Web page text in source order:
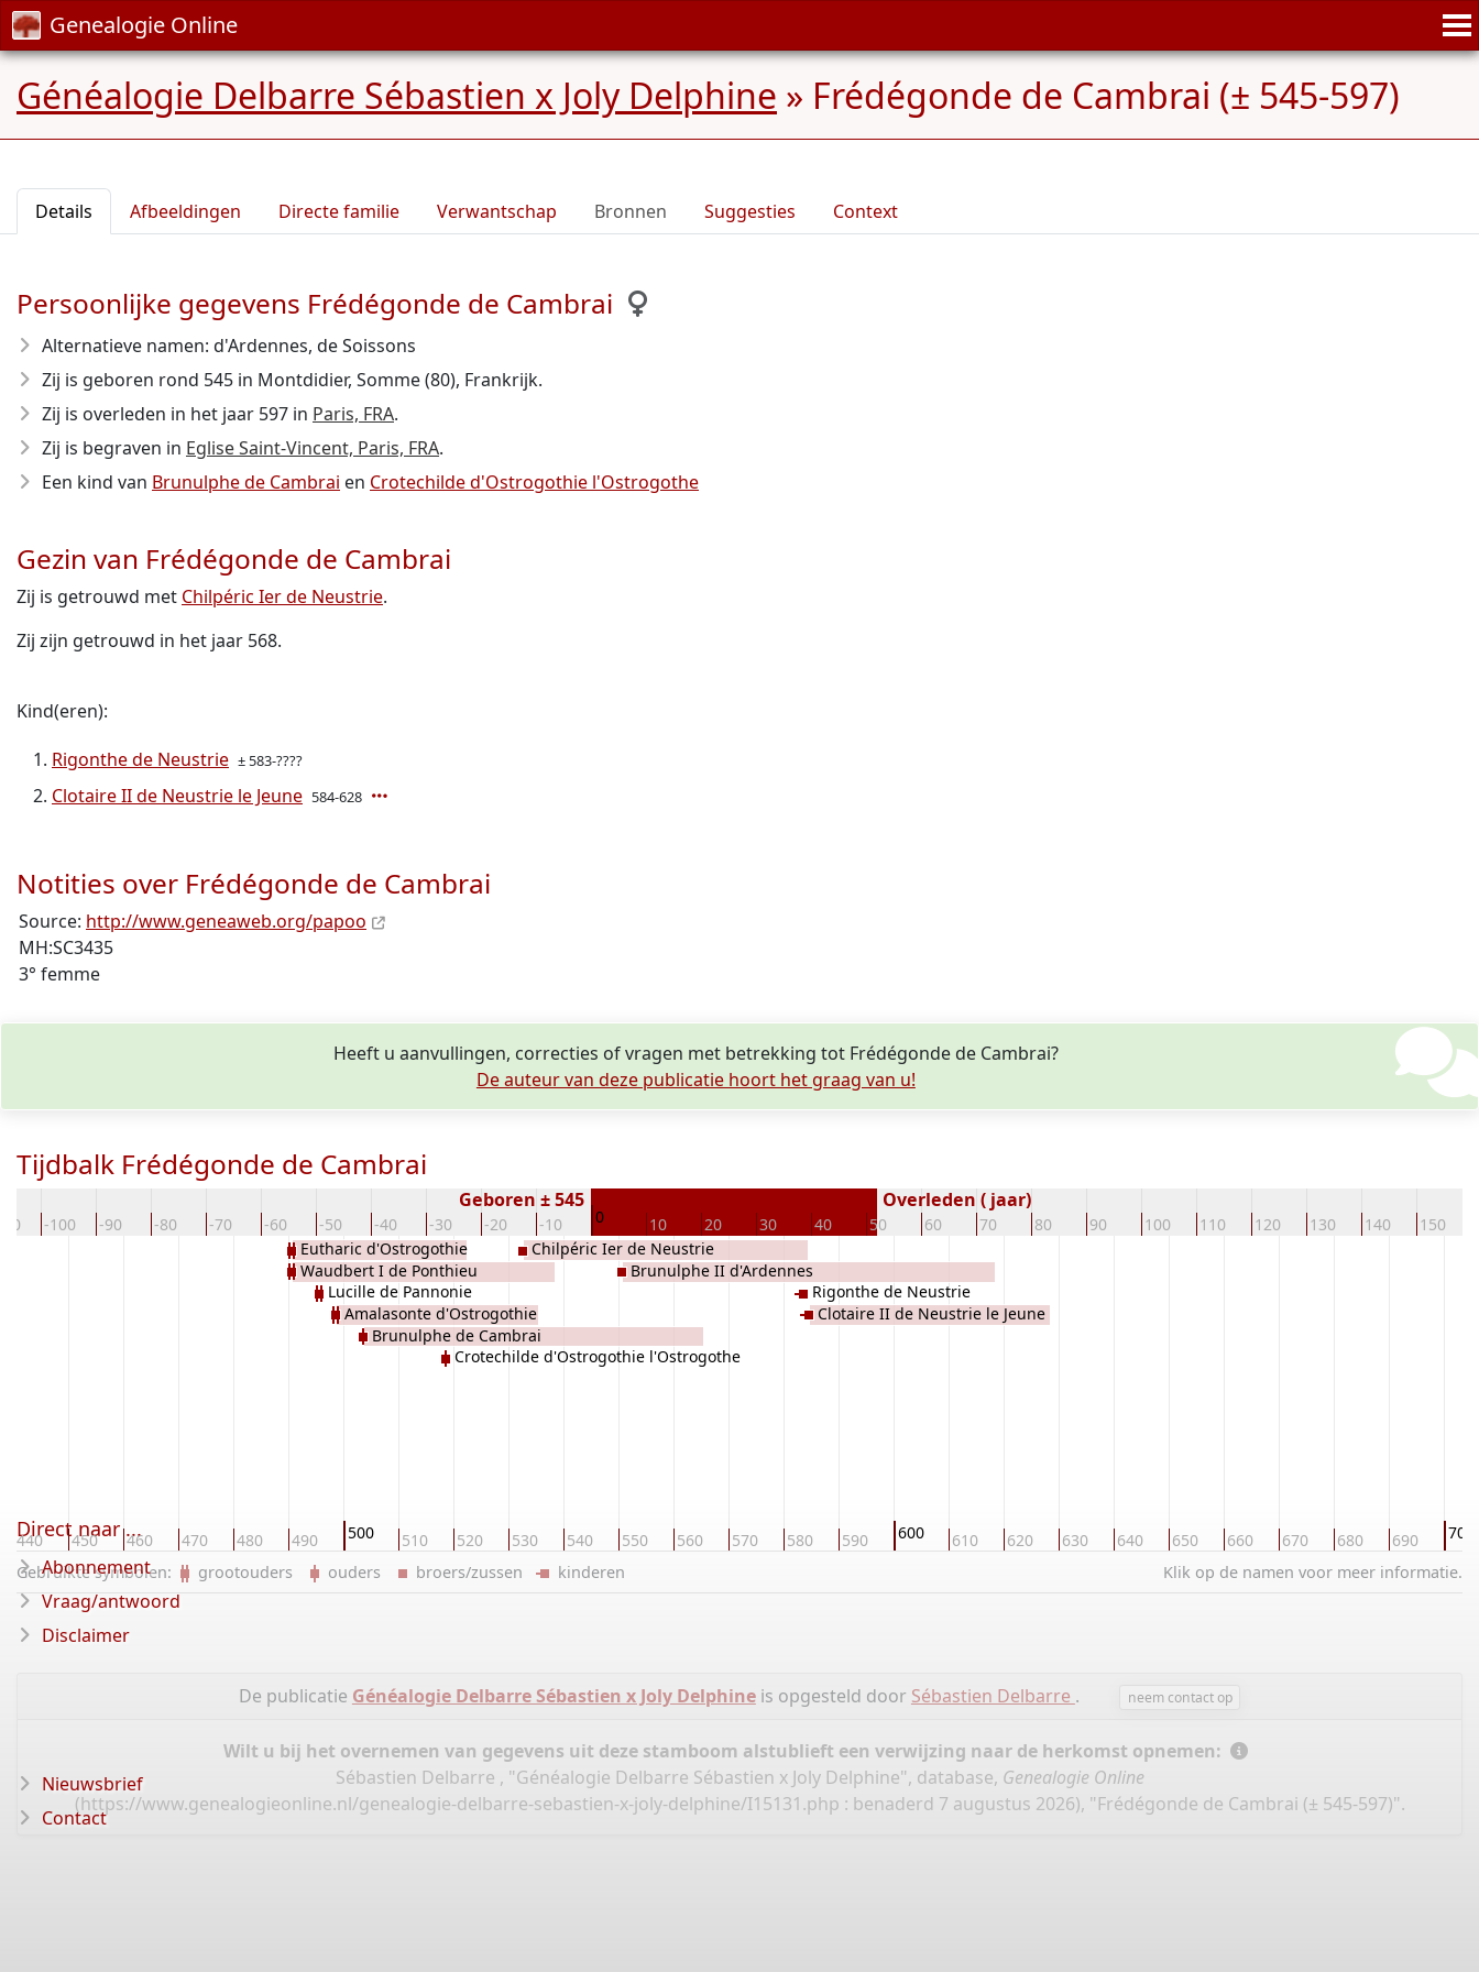
Genealogie Online
Généalogie Delbarre Sébastien x Joly Delphine » Frédégonde de Cambrai (± 545-597)
Details Afbeeldingen Directe familie Verwantschap Bronnen Suggesties Context
Persoonlijke gegevens Frédégonde de Cambrai
Alternatieve namen: d'Ardennes, de Soissons
Zij is geboren rond 545 in Montdidier, Somme (80), Frankrijk.
Zij is overleden in het jaar 597 in Paris, FRA.
Zij is begraven in Eglise Saint-Vincent, Paris, FRA.
Een kind van Brunulphe de Cambrai en Crotechilde d'Ostrogothie l'Ostrogothe
Gezin van Frédégonde de Cambrai
Zij is getrouwd met Chilpéric Ier de Neustrie.
Zij zijn getrouwd in het jaar 568.
Kind(eren):
Rigonthe de Neustrie ± 583-????
Clotaire II de Neustrie le Jeune 584-628
Notities over Frédégonde de Cambrai
Source: http://www.geneaweb.org/papoo
MH:SC3435
3° femme
Heeft u aanvullingen, correcties of vragen met betrekking tot Frédégonde de Cambrai?
De auteur van deze publicatie hoort het graag van u!
Tijdbalk Frédégonde de Cambrai
-100 -90 -80 -70 -60 -50 -40 -30 -20 -10 0 10 20 30 40 50 60 70 80 90 100 110 120 130 140 150
Geboren ± 545 Overleden ( jaar)
440 450 460 470 480 490 500 510 520 530 540 550 560 570 580 590 600 610 620 630 640 650 660 670 680 690 700
Eutharic d'Ostrogothie
Waudbert I de Ponthieu
Lucille de Pannonie
Amalasonte d'Ostrogothie
Brunulphe de Cambrai
Crotechilde d'Ostrogothie l'Ostrogothe
Chilpéric Ier de Neustrie
Brunulphe II d'Ardennes
Rigonthe de Neustrie
Clotaire II de Neustrie le Jeune
Klik op de namen voor meer informatie.
Gebruikte symbolen: grootouders ouders broers/zussen kinderen
De publicatie Généalogie Delbarre Sébastien x Joly Delphineis opgesteld door Sébastien Delbarre . neem contact op
Wilt u bij het overnemen van gegevens uit deze stamboom alstublieft een verwijzing naar de herkomst opnemen:
Sébastien Delbarre , "Généalogie Delbarre Sébastien x Joly Delphine", database, Genealogie Online
(https://www.genealogieonline.nl/genealogie-delbarre-sebastien-x-joly-delphine/I15131.php : benaderd 7 augustus 2026), "Frédégonde de Cambrai (± 545-597)".
Direct naar ...
Abonnement
Vraag/antwoord
Disclaimer
Nieuwsbrief
Contact